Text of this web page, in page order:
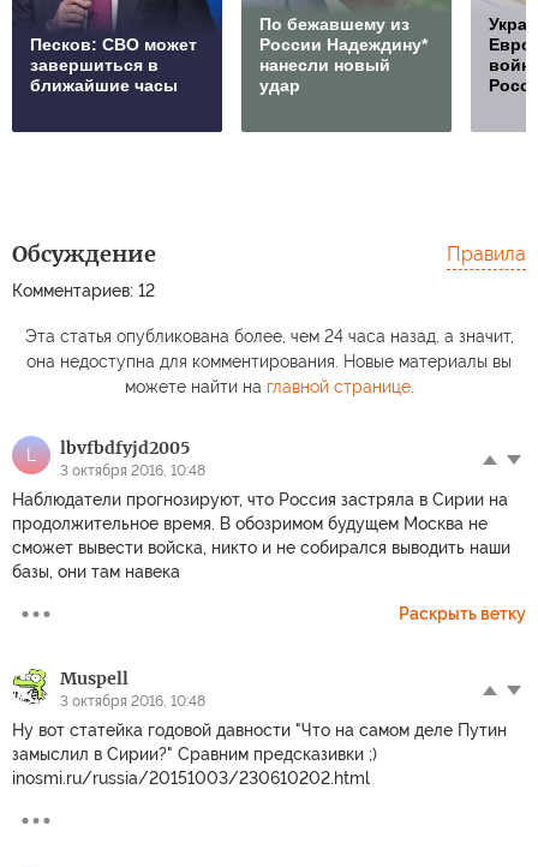
Песков: СВО может
завершиться в
ближайшие часы
По бежавшему из
России Надеждину*
нанесли новый
удар
Обсуждение
Комментариев: 12
Правила
Эта статья опубликована более, чем 24 часа назад, а значит,
она недоступна для комментирования. Новые материалы вы
можете найти на главной странице.
L lbvfbdfyjd2005
3 октября 2016, 10:48
Наблюдатели прогнозируют, что Россия застряла в Сирии на
продолжительное время. В обозримом будущем Москва не
сможет вывести войска, никто и не собирался выводить наши
базы, они там навека
Раскрыть ветку
Muspell
3 октября 2016, 10:48
Ну вот статейка годовой давности "Что на самом деле Путин
замыслил в Сирии?" Сравним предсказивки ;)
inosmi.ru/russia/20151003/230610202.html